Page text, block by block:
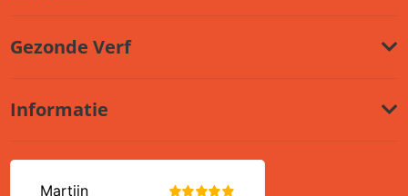
Gezonde Verf
Informatie